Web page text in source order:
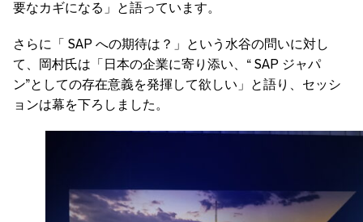
要なカギになる」と語っています。
さらに「 SAP への期待は？」という水谷の問いに対し
て、岡村氏は「日本の企業に寄り添い、“ SAP ジャパ
ン”としての存在意義を発揮して欲しい」と語り、セッシ
ョンは幕を下ろしました。